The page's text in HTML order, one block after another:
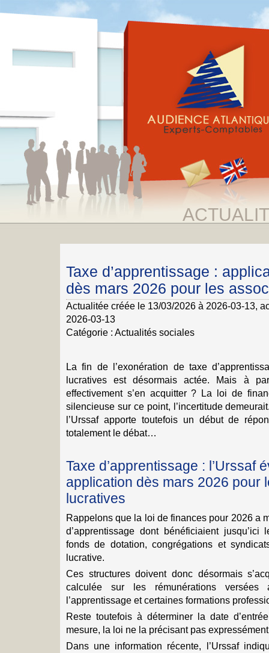
Taxe d’apprentissage :
dès mars 2026 pour les
Actualitée créée le 13/03/2026 à 2026-03-13,
2026-03-13
Catégorie : Actualités sociales
La fin de l’exonération de taxe
lucratives est désormais actée. Mais à
effectivement s’en acquitter ? La loi de
silencieuse sur ce point, l’incertitude
l’Urssaf apporte toutefois un début de
totalement le débat…
Taxe d’apprentissage : l’Urssaf
application dès mars 2026 pour
lucratives
Rappelons que la loi de finances pour 2026 a
d’apprentissage dont bénéficiaient jusqu’ici
fonds de dotation, congrégations et
lucrative.
Ces structures doivent donc désormais
calculée sur les rémunérations versées
l’apprentissage et certaines formations
Reste toutefois à déterminer la date
mesure, la loi ne la précisant pas
Dans une information récente, l’Urssaf